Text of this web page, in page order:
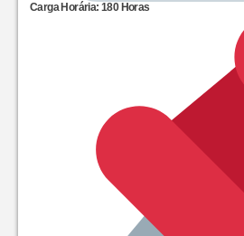
Carga Horária: 180 Horas